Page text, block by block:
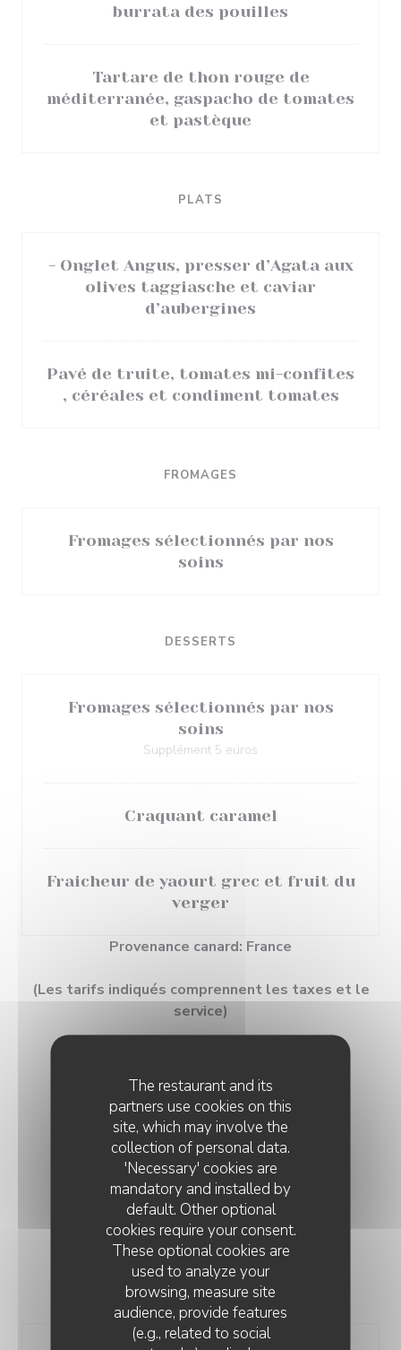
The restaurant and its
partners use cookies on this
site, which may involve the
collection of personal data.
'Necessary' cookies are
mandatory and installed by
default. Other optional
cookies require your consent.
These optional cookies are
used to analyze your
browsing, measure site
audience, provide features
(e.g., related to social
burrata des pouilles
Tartare de thon rouge de
méditerranée, gaspacho de tomates
et pastèque
PLATS
- Onglet Angus, presser d’Agata aux
olives taggiasche et caviar
d’aubergines
Pavé de truite, tomates mi-confites
, céréales et condiment tomates
FROMAGES
Fromages sélectionnés par nos
soins
DESSERTS
Fromages sélectionnés par nos
soins
Supplément 5 euros
Craquant caramel
Fraicheur de yaourt grec et fruit du
verger
Provenance canard: France
(Les tarifs indiqués comprennent les taxes et le
service)
MENU DÉJEUNER
Du mercredi au vendredi midi uniquement
27,00 EUR
FORMULES